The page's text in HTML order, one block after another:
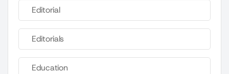
Editorial
Editorials
Education